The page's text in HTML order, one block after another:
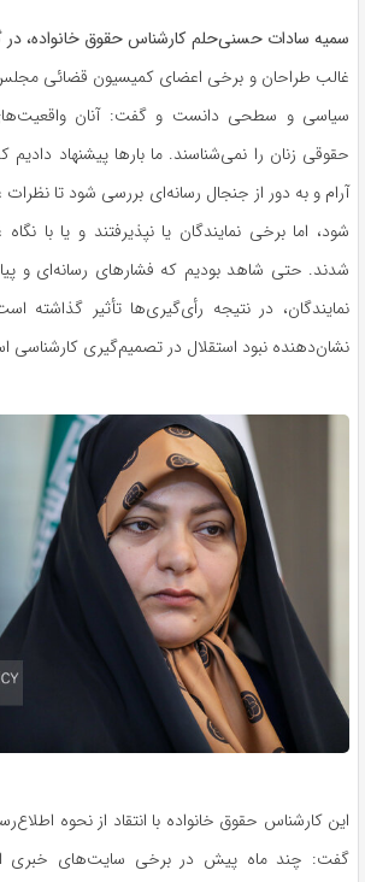
سمیه ساداتحسنی‌حلم کارشناس حقوق خانواده، در
غالب طراحان و برخی اعضای کمیسیون قضائی
سیاسی و سطحی دانست و گفت: آنان
حقوقی زنان را نمی‌شناسند. ما بارها پیشنهاد
آرام و به دور از جنجال رسانه‌ای بررسی شود تا
شود، اما برخی نمایندگان یا نپذیرفتند و یا با
شدند. حتی شاهد بودیم که فشارهای رسانه‌ای و
نمایندگان، در نتیجه رأی‌گیری‌ها تأثیر گذاشته
نشان‌دهنده نبود استقلال در تصمیم‌گیری کارشناسی
این کارشناس حقوق خانواده با انتقاد از نحوه
گفت: چند ماه پیش در برخی سایت‌های خبری